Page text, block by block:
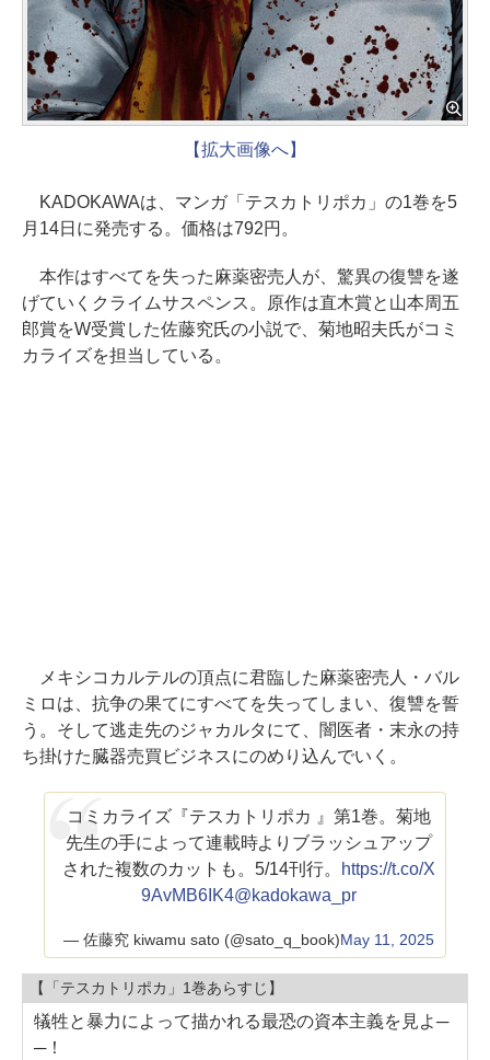
【拡大画像へ】
KADOKAWAは、マンガ「テスカトリポカ」の1巻を5
月14日に発売する。価格は792円。
本作はすべてを失った麻薬密売人が、驚異の復讐を遂
げていくクライムサスペンス。原作は直木賞と山本周五
郎賞をW受賞した佐藤究氏の小説で、菊地昭夫氏がコミ
カライズを担当している。
メキシコカルテルの頂点に君臨した麻薬密売人・バル
ミロは、抗争の果てにすべてを失ってしまい、復讐を誓
う。そして逃走先のジャカルタにて、闇医者・末永の持
ち掛けた臓器売買ビジネスにのめり込んでいく。
コミカライズ『テスカトリポカ 』第1巻。菊地
先生の手によって連載時よりブラッシュアップ
された複数のカットも。5/14刊行。
https://t.co/X
9AvMB6IK4@kadokawa_pr
— 佐藤究 kiwamu sato (@sato_q_book)May 11, 2025
【「テスカトリポカ」1巻あらすじ】
犠牲と暴力によって描かれる最恐の資本主義を見よ─
─！